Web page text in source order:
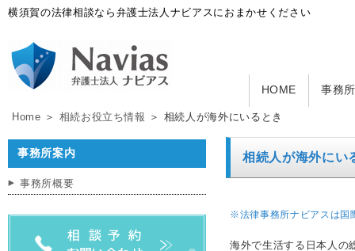
横須賀の法律相談なら弁護士法人ナビアスにおまかせください
HOME 事務
Home ＞ 相続お役立ち情報 ＞ 相続人が海外にいるとき
相続人が海外にい
※法律事務所ナビアスは国
海外で生活する日本人の
事務所案内
事務所概要